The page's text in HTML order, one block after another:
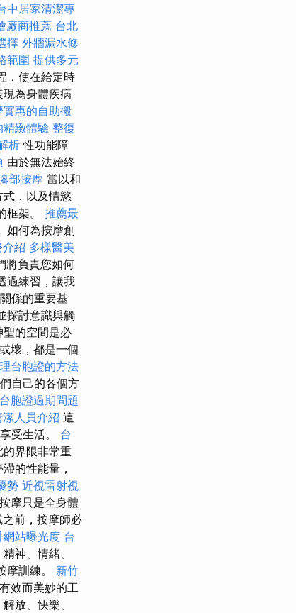
中居家清潔專
廠商推薦 台北
擇 外牆漏水修
範圍 提供多元
，使在給定時
為身體疾病
實惠的自助搬
精緻體驗 整復
析 性功能障
由於無法始終
部按摩 當以和
，以及情慾
框架。 推薦最
如何為按摩創
紹 多樣醫美
將負責您如何
過練習，讓我
係的重要基
探討意識與觸
的空間是必
壞，都是一個
台胞證的方法
自己的各個方
胞證過期問題
人員介紹 這
受生活。 台
界限非常重
的性能量，
勢 近視雷射視
摩只是全身體
前，按摩師必
網站曝光度 台
神、情緒、
摩訓練。 新竹
效而美妙的工
放、快樂、